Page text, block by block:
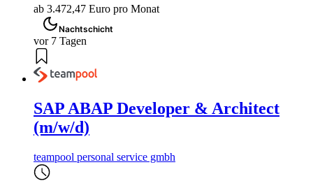
ab 3.472,47 Euro pro Monat
Nachtschicht
vor 7 Tagen
SAP ABAP Developer & Architect
(m/w/d)
teampool personal service gmbh